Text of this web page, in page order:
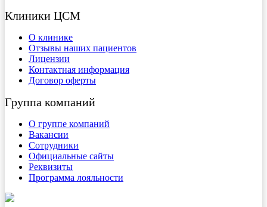
Клиники ЦСМ
О клинике
Отзывы наших пациентов
Лицензии
Контактная информация
Договор оферты
Группа компаний
О группе компаний
Вакансии
Сотрудники
Официальные сайты
Реквизиты
Программа лояльности